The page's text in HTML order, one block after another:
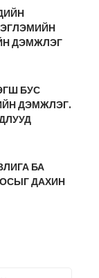
ДЭМЖЛЭГ
БУС
ДЭМЖЛЭГ.
БА
ДАХИН